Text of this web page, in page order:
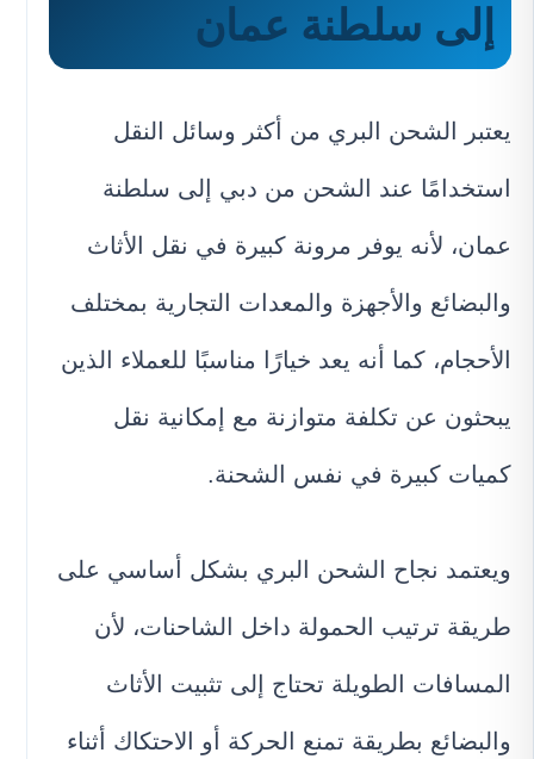
إلى سلطنة عمان
يعتبر الشحن البري من أكثر وسائل النقل
استخدامًا عند الشحن من دبي إلى سلطنة
عمان، لأنه يوفر مرونة كبيرة في نقل الأثاث
والبضائع والأجهزة والمعدات التجارية بمختلف
الأحجام، كما أنه يعد خيارًا مناسبًا للعملاء الذين
يبحثون عن تكلفة متوازنة مع إمكانية نقل
كميات كبيرة في نفس الشحنة.
ويعتمد نجاح الشحن البري بشكل أساسي على
طريقة ترتيب الحمولة داخل الشاحنات، لأن
المسافات الطويلة تحتاج إلى تثبيت الأثاث
والبضائع بطريقة تمنع الحركة أو الاحتكاك أثناء